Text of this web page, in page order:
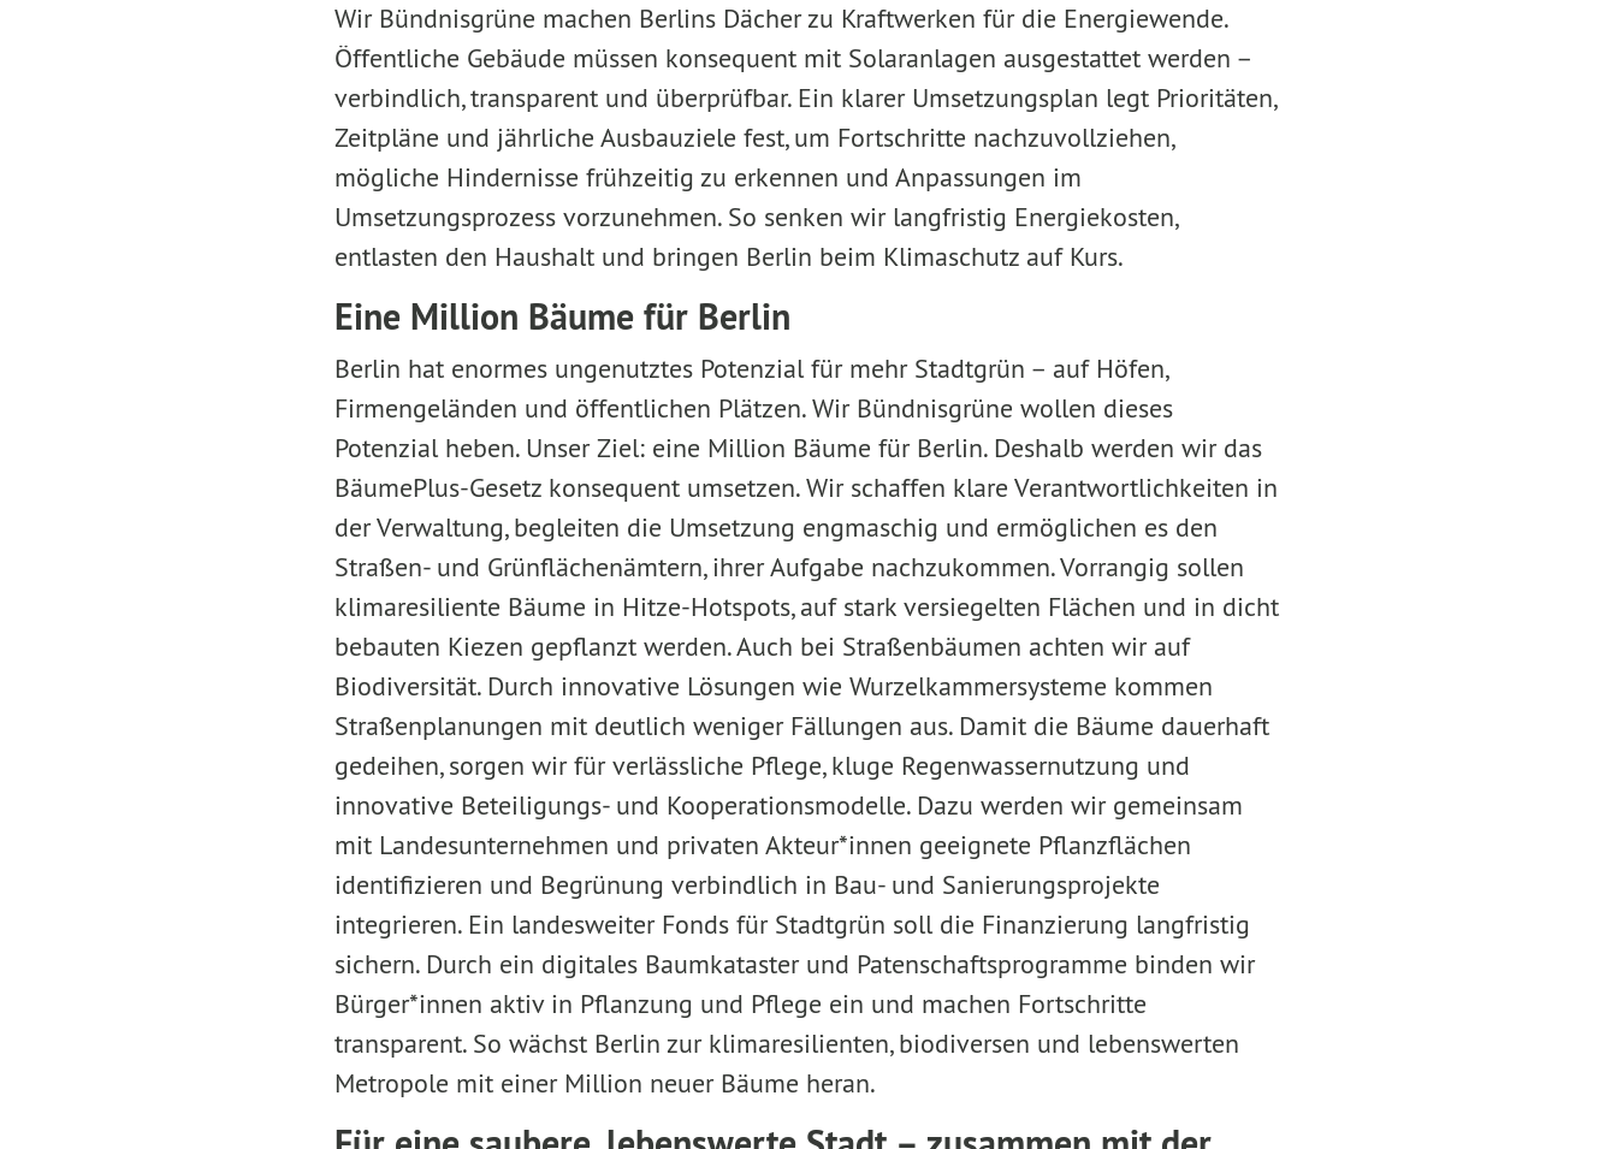
Wir Bündnisgrüne machen Berlins Dächer zu Kraftwerken für die Energiewende.
Öffentliche Gebäude müssen konsequent mit Solaranlagen ausgestattet werden –
verbindlich, transparent und überprüfbar. Ein klarer Umsetzungsplan legt Prioritäten,
Zeitpläne und jährliche Ausbauziele fest, um Fortschritte nachzuvollziehen,
mögliche Hindernisse frühzeitig zu erkennen und Anpassungen im
Umsetzungsprozess vorzunehmen. So senken wir langfristig Energiekosten,
entlasten den Haushalt und bringen Berlin beim Klimaschutz auf Kurs.
Eine Million Bäume für Berlin
Berlin hat enormes ungenutztes Potenzial für mehr Stadtgrün – auf Höfen,
Firmengeländen und öffentlichen Plätzen. Wir Bündnisgrüne wollen dieses
Potenzial heben. Unser Ziel: eine Million Bäume für Berlin. Deshalb werden wir das
BäumePlus-Gesetz konsequent umsetzen. Wir schaffen klare Verantwortlichkeiten in
der Verwaltung, begleiten die Umsetzung engmaschig und ermöglichen es den
Straßen- und Grünflächenämtern, ihrer Aufgabe nachzukommen. Vorrangig sollen
klimaresiliente Bäume in Hitze-Hotspots, auf stark versiegelten Flächen und in dicht
bebauten Kiezen gepflanzt werden. Auch bei Straßenbäumen achten wir auf
Biodiversität. Durch innovative Lösungen wie Wurzelkammersysteme kommen
Straßenplanungen mit deutlich weniger Fällungen aus. Damit die Bäume dauerhaft
gedeihen, sorgen wir für verlässliche Pflege, kluge Regenwassernutzung und
innovative Beteiligungs- und Kooperationsmodelle. Dazu werden wir gemeinsam
mit Landesunternehmen und privaten Akteur*innen geeignete Pflanzflächen
identifizieren und Begrünung verbindlich in Bau- und Sanierungsprojekte
integrieren. Ein landesweiter Fonds für Stadtgrün soll die Finanzierung langfristig
sichern. Durch ein digitales Baumkataster und Patenschaftsprogramme binden wir
Bürger*innen aktiv in Pflanzung und Pflege ein und machen Fortschritte
transparent. So wächst Berlin zur klimaresilienten, biodiversen und lebenswerten
Metropole mit einer Million neuer Bäume heran.